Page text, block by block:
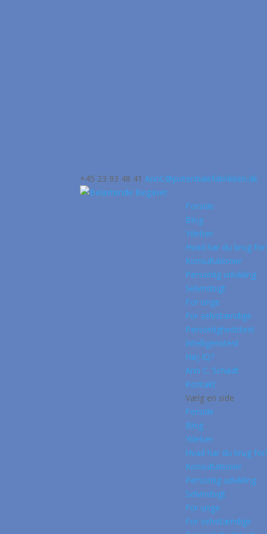
+45 23 93 48 41 AnnC@potentialefabrikken.dk
Forside
Blog
Ydelser
Hvad har du brug
Konsultationer
Personlig udvikling
Selvindsigt
For unge
For selvstændige
Personlighedstest
Intelligenstest
Høj IQ?
Ann C. Schødt
Kontakt
Vælg en side
Forside
Blog
Ydelser
Hvad har du brug
Konsultationer
Personlig udvikling
Selvindsigt
For unge
For selvstændige